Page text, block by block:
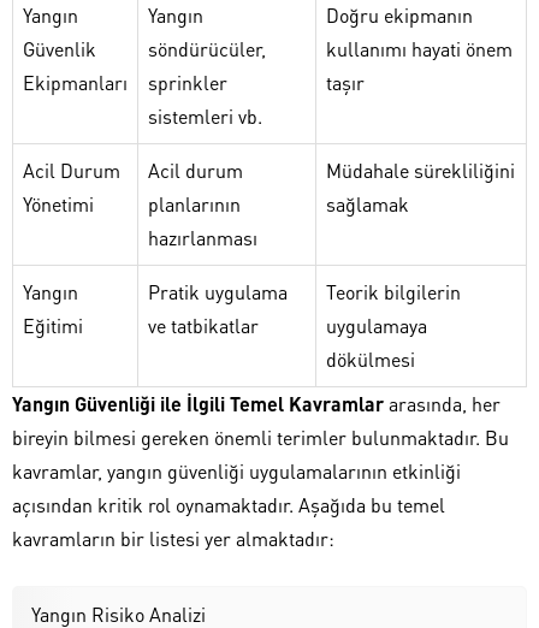
Yangın
Güvenlik
Ekipmanları
Yangın
söndürücüler,
sprinkler
sistemleri vb.
Doğru ekipmanın
kullanımı hayati önem
taşır
Acil Durum
Yönetimi
Acil durum
planlarının
hazırlanması
Müdahale sürekliliğini
sağlamak
Yangın
Eğitimi
Pratik uygulama
ve tatbikatlar
Teorik bilgilerin
uygulamaya
dökülmesi
Yangın Güvenliği ile İlgili Temel Kavramlararasında, her
bireyin bilmesi gereken önemli terimler bulunmaktadır. Bu
kavramlar, yangın güvenliği uygulamalarının etkinliği
açısından kritik rol oynamaktadır. Aşağıda bu temel
kavramların bir listesi yer almaktadır:
Yangın Risiko Analizi